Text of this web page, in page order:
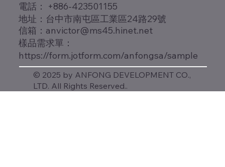
​電話： +886-423501155
地址：台中市南屯區工業區24路29號
信箱： anvictor@ms45.hinet.net
樣品需求單：
https://form.jotform.com/anfongsa/sample
© 2025 by ANFONG DEVELOPMENT CO.,
LTD. All Rights Reserved..